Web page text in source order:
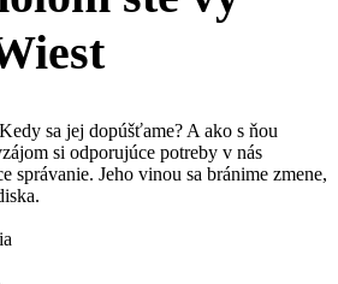
sa jej dopúšťame? A ako s ňou
si odporujúce potreby v nás
správanie. Jeho vinou sa bránime zmene,